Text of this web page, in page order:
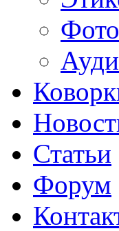
Статьи
Форум